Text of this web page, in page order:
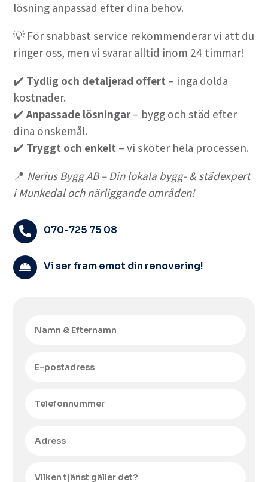
lösning anpassad efter dina behov.
💡 För snabbast service rekommenderar vi att du
ringer oss, men vi svarar alltid inom 24 timmar!
✔️ Tydlig och detaljerad offert – inga dolda
kostnader.
✔️Anpassade lösningar – bygg och städ efter
dina önskemål.
✔️ Tryggt och enkelt – vi sköter hela processen.
📍 Nerius Bygg AB – Din lokala bygg- & städexpert
i Munkedal och närliggande områden!
 070-725 75 08
 Vi ser fram emot din renovering!